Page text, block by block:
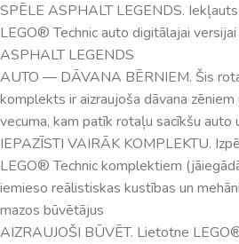
SPĒLE ASPHALT LEGENDS.
LEGO® Technic auto digitālajai
ASPHALT LEGENDS
AUTO — DĀVANA BĒRNIEM. Šis
komplekts ir aizraujoša dāvana
vecuma, kam patīk rotaļu sacīkšu auto
IEPAZĪSTI VAIRĀK KOMPLEKTU.
LEGO® Technic komplektiem
iemieso reālistiskas kustības un
mazos būvētājus
AIZRAUJOŠI BŪVĒT. Lietotne